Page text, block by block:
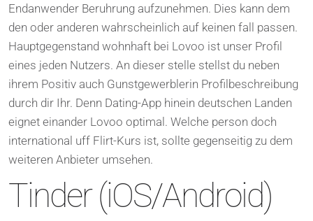
Endanwender Beruhrung aufzunehmen. Dies kann dem
den oder anderen wahrscheinlich auf keinen fall passen.
Hauptgegenstand wohnhaft bei Lovoo ist unser Profil
eines jeden Nutzers. An dieser stelle stellst du neben
ihrem Positiv auch Gunstgewerblerin Profilbeschreibung
durch dir Ihr. Denn Dating-App hinein deutschen Landen
eignet einander Lovoo optimal. Welche person doch
international uff Flirt-Kurs ist, sollte gegenseitig zu dem
weiteren Anbieter umsehen.
Tinder (iOS/Android)